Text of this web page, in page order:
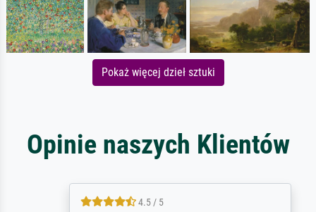
Pokaż więcej dzieł sztuki
Opinie naszych Klientów
4.5 / 5